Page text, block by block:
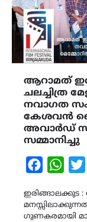
ആറാമത്
ചലച്ചിത്ര
നവാഗത
കേശവൻ
അവാർഡ്
സമ്മാനിച്ചു
Facebook
ഇരിങ്ങാലക്കുട
ഗുണകരമായി